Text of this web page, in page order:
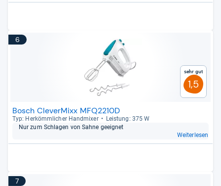
6
Sehr gut
1,5
Bosch CleverMixx MFQ2210D
Typ: Her­kömm­li­cher Hand­mi­xer
Leis­tung: 375 W
Nur zum Schla­gen von Sahne geeig­net
Weiterlesen
7